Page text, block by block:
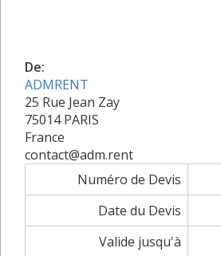
De:
ADMRENT
25 Rue Jean Zay
75014 PARIS
France
contact@adm.rent
Numéro de Devis
Date du Devis
Valide jusqu'à